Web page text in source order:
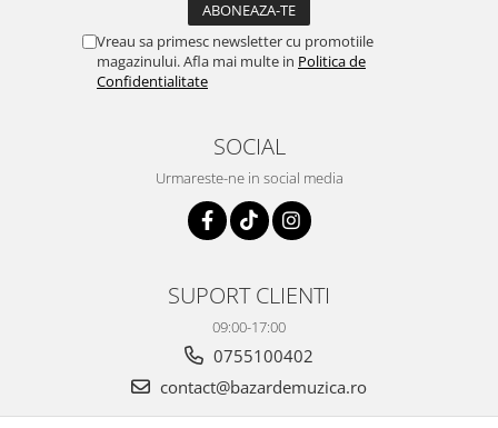
Vreau sa primesc newsletter cu promotiile
magazinului. Afla mai multe in Politica de
Confidentialitate
SOCIAL
Urmareste-ne in social media
SUPORT CLIENTI
09:00-17:00
0755100402
contact@bazardemuzica.ro